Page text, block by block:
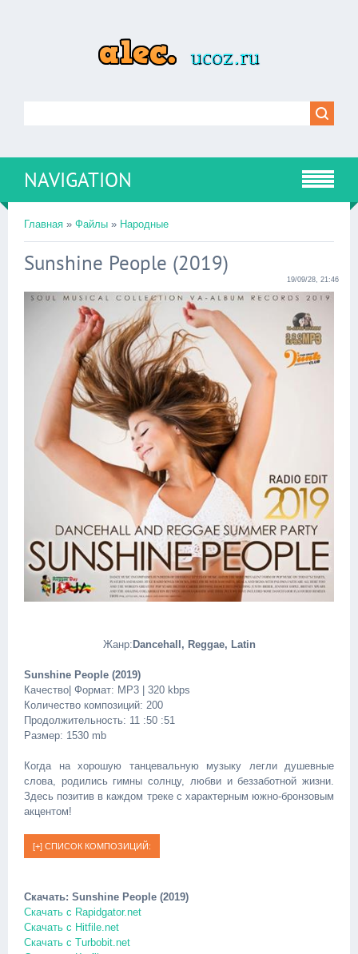
NAVIGATION
Главная » Файлы » Народные
Sunshine People (2019)
19/09/28, 21:46
Жанр: Dancehall, Reggae, Latin
Sunshine People (2019)
Качество| Формат: MP3 | 320 kbps
Количество композиций: 200
Продолжительность: 11 :50 :51
Размер: 1530 mb
Когда на хорошую танцевальную музыку легли душевные
слова, родились гимны солнцу, любви и беззаботной жизни.
Здесь позитив в каждом треке с характерным южно-бронзовым
акцентом!
Скачать: Sunshine People (2019)
Скачать с Rapidgator.net
Скачать с Hitfile.net
Скачать с Turbobit.net